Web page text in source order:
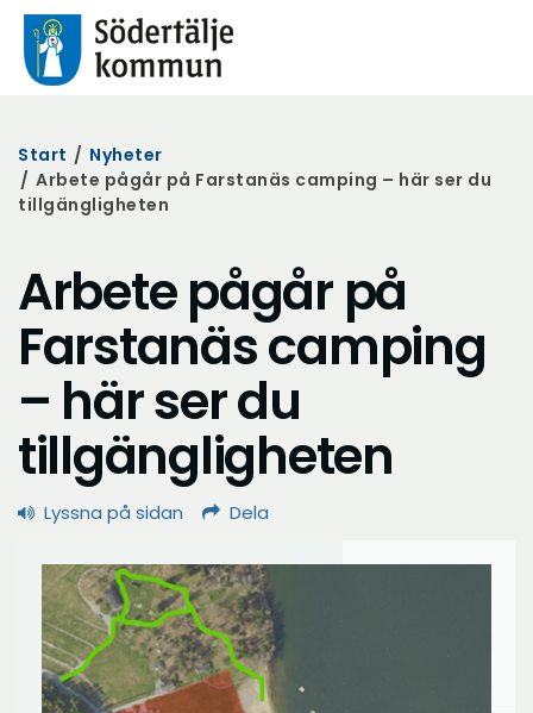
Start / Nyheter
/ Arbete pågår på Farstanäs camping – här ser du
tillgängligheten
Arbete pågår på
Farstanäs camping
– här ser du
tillgängligheten
Lyssna på sidan Dela